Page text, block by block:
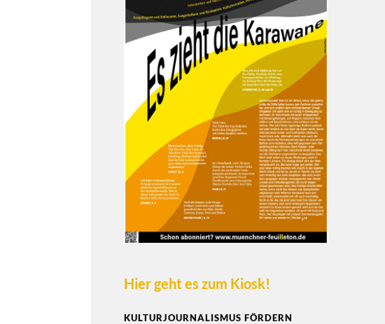
Hier geht es zum Kiosk!
KULTURJOURNALISMUS FÖRDERN